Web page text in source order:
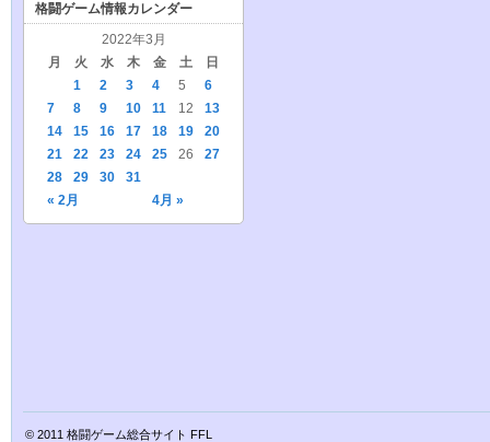
格闘ゲーム情報カレンダー
2022年3月
月
火 水 木 金 土 日
« 2月 4月 »
1 2 3 4 5
6
7
8 9 10 11 12
13
14
15 16 17 18 19
20
21
22 23 24 25 26
27
28
29 30 31
© 2011 格闘ゲーム総合サイト FFL